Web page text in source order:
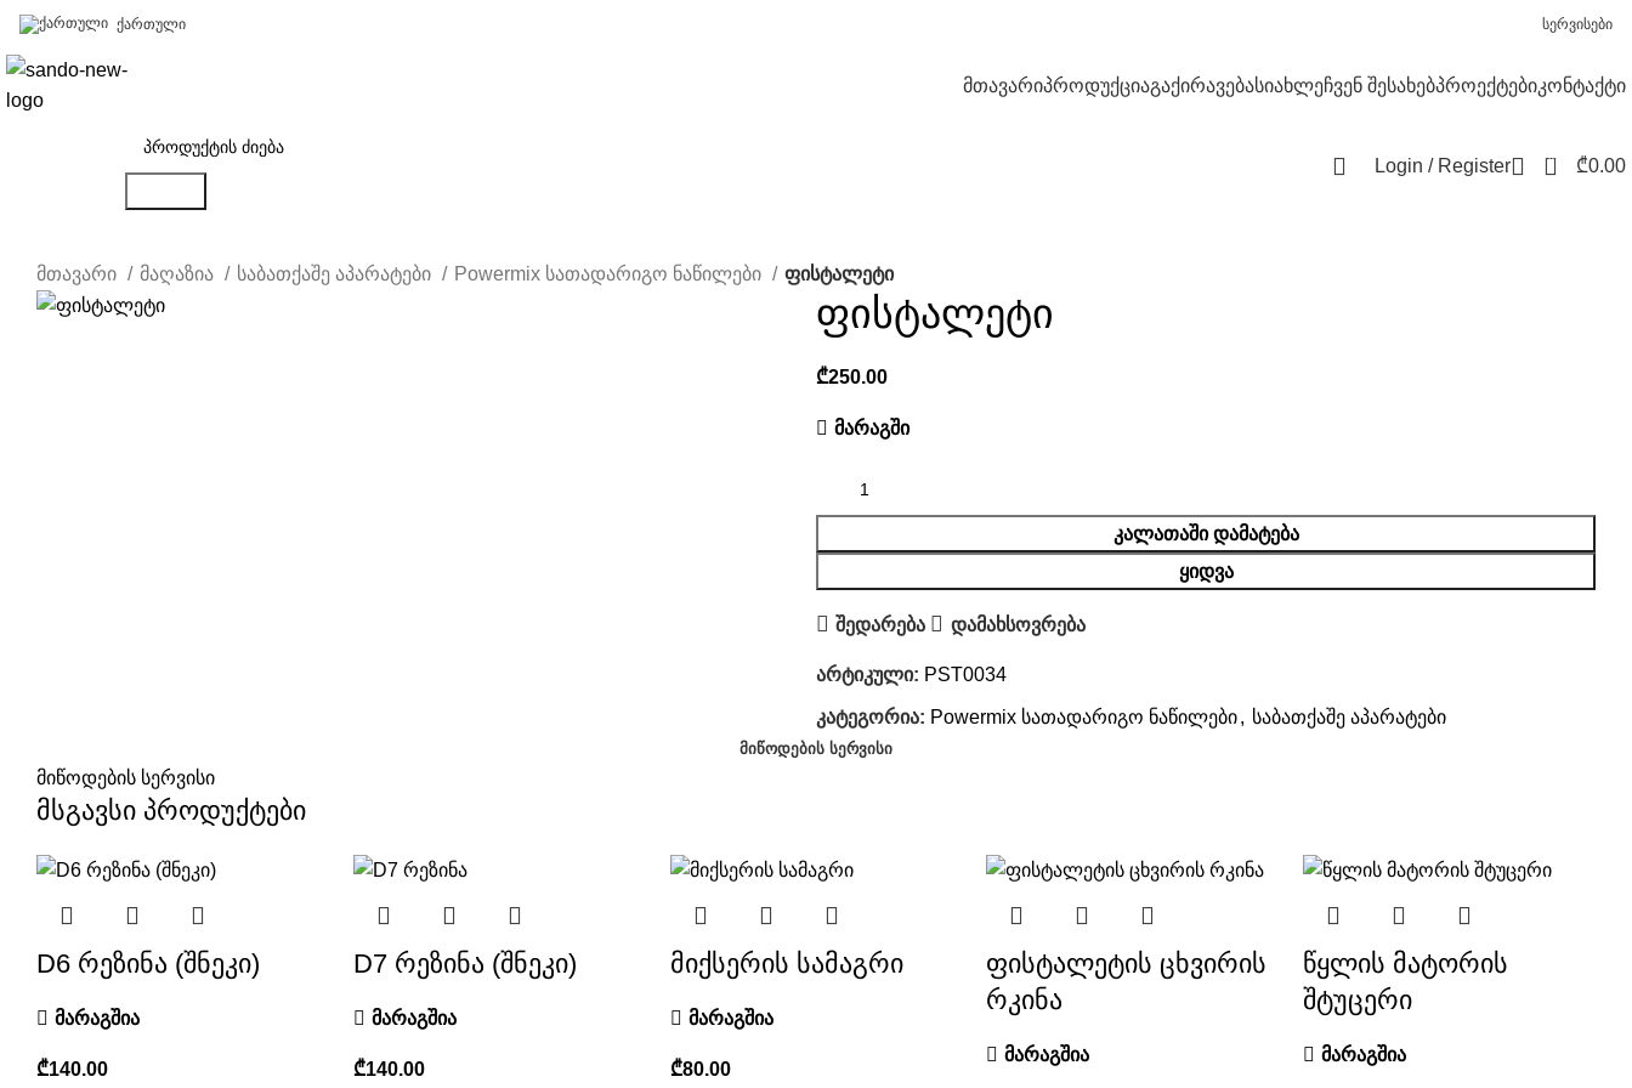
ქართული სერვისები
მთავარიპროდუქციაგაქირავებასიახლეჩვენ შესახებპროექტებიკონტაქტი
Login / Register 0 ₾0.00
მთავარი მაღაზია საბათქაშე აპარატები Powermix სათადარიგო ნაწილები ფისტალეტი
ფისტალეტი
₾
მარაგში
ᲙᲐᲚᲐᲗᲐᲨᲘ ᲓᲐᲛᲐᲢᲔᲑᲐ
ᲧᲘᲓᲕᲐ
შედარება დამახსოვრება
არტიკული: PST0034
კატეგორია: Powermix სათადარიგო ნაწილები, საბათქაშე აპარატები
ᲛᲘᲬᲝᲓᲔᲑᲘᲡ ᲡᲔᲠᲕᲘᲡᲘ
მიწოდების სერვისი
მსგავსი პროდუქტები
D6 რეზინა (შნეკი)
მარაგშია
₾
D7 რეზინა (შნეკი)
მარაგშია
₾
მიქსერის სამაგრი
მარაგშია
₾
ფისტალეტის ცხვირის
რკინა
მარაგშია
წყლის მატორის
შტუცერი
მარაგშია